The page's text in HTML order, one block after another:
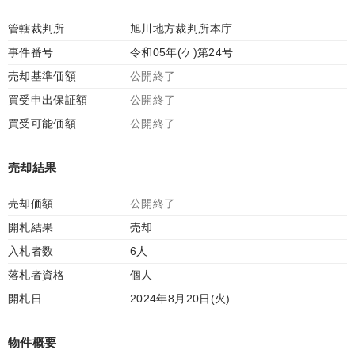
管轄裁判所
旭川地方裁判所本庁
事件番号
令和05年(ケ)第24号
売却基準価額
公開終了
買受申出保証額
公開終了
買受可能価額
公開終了
売却結果
売却価額
公開終了
開札結果
売却
入札者数
6人
落札者資格
個人
開札日
2024年8月20日(火)
物件概要